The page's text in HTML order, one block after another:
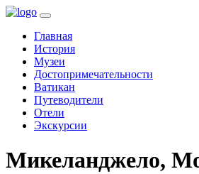
Главная(current)
История
Музеи
Достопримечательности
Ватикан
Путеводители
Отели
Экскурсии
Микеланджело,